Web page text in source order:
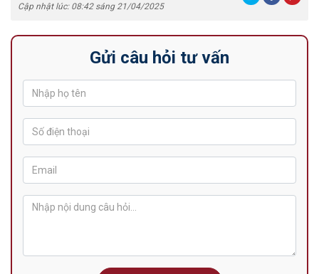
Cập nhật lúc: 08:42 sáng 21/04/2025
Gửi câu hỏi tư vấn